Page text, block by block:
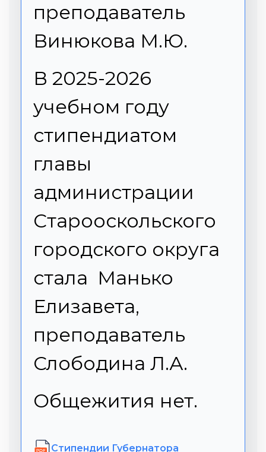
преподаватель
Винюкова М.Ю.
В 2025-2026
учебном году
стипендиатом
главы
администрации
Старооскольского
городского округа
стала Манько
Елизавета,
преподаватель
Слободина Л.А.
Общежития нет.
Cтипендии Губернатора